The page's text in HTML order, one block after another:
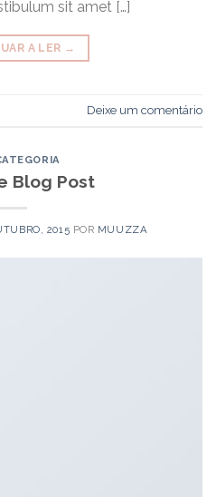
sit amet […]
A LER →
Deixe um comentário
Blog Post
2015 POR MUUZZA